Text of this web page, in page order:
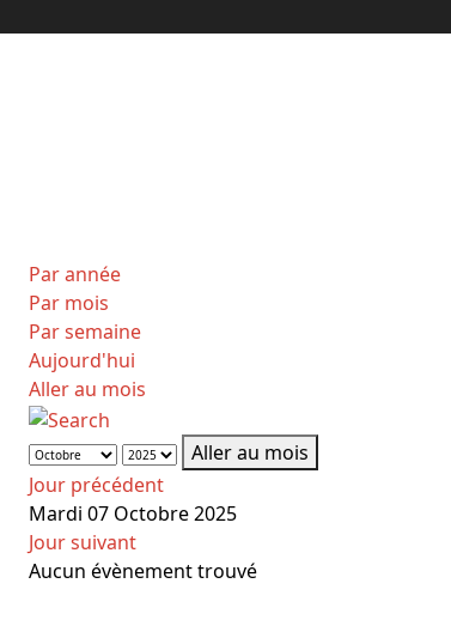
Par année
Par mois
Par semaine
Aujourd'hui
Aller au mois
Aller au mois
Jour précédent
Mardi 07 Octobre 2025
Jour suivant
Aucun évènement trouvé